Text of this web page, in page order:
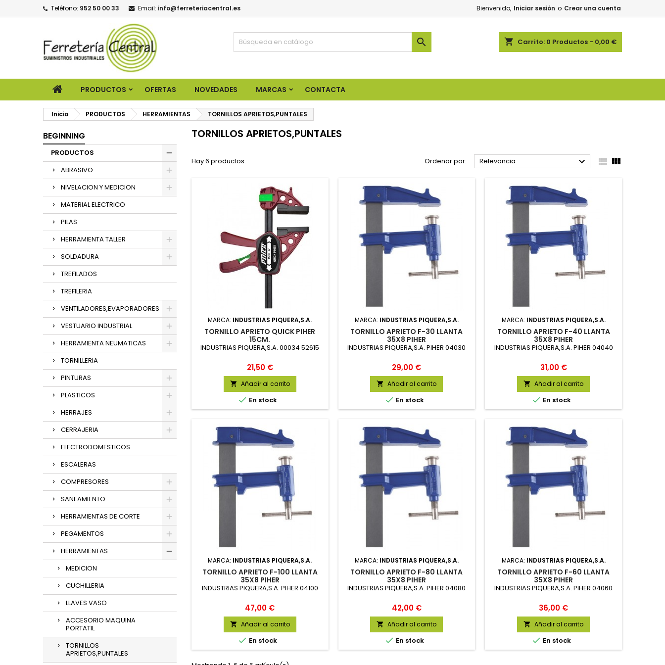
Teléfono: 952 50 00 33 Email: info@ferreteriacentral.es Bienvenido, Iniciar sesión o Crear una cuenta
shopping_cart Carrito: 0 Productos - 0,00 €

PRODUCTOS OFERTAS NOVEDADES MARCAS CONTACTA
Inicio PRODUCTOS HERRAMIENTAS TORNILLOS APRIETOS,PUNTALES
BEGINNING
PRODUCTOS
ABRASIVO
NIVELACION Y MEDICION
MATERIAL ELECTRICO
PILAS
HERRAMIENTA TALLER
SOLDADURA
TREFILADOS
TREFILERIA
VENTILADORES,EVAPORADORES
VESTUARIO INDUSTRIAL
HERRAMIENTA NEUMATICAS
TORNILLERIA
PINTURAS
PLASTICOS
HERRAJES
CERRAJERIA
ELECTRODOMESTICOS
ESCALERAS
COMPRESORES
SANEAMIENTO
HERRAMIENTAS DE CORTE
PEGAMENTOS
HERRAMIENTAS
MEDICION
CUCHILLERIA
LLAVES VASO
ACCESORIO MAQUINA
PORTATIL
TORNILLOS
APRIETOS,PUNTALES
TORNILLOS APRIETOS,PUNTALES
Hay 6 productos. Ordenar por: Relevancia   
MARCA: INDUSTRIAS PIQUERA,S.A.
TORNILLO APRIETO QUICK PIHER
15CM.
INDUSTRIAS PIQUERA,S.A. 00034 52615
Precio
21,50 €
 Añadir al carrito
 En stock
MARCA: INDUSTRIAS PIQUERA,S.A.
TORNILLO APRIETO F-30 LLANTA
35X8 PIHER
INDUSTRIAS PIQUERA,S.A. PIHER 04030
Precio
29,00 €
 Añadir al carrito
 En stock
MARCA: INDUSTRIAS PIQUERA,S.A.
TORNILLO APRIETO F-40 LLANTA
35X8 PIHER
INDUSTRIAS PIQUERA,S.A. PIHER 04040
Precio
31,00 €
 Añadir al carrito
 En stock
MARCA: INDUSTRIAS PIQUERA,S.A.
TORNILLO APRIETO F-100 LLANTA
35X8 PIHER
INDUSTRIAS PIQUERA,S.A. PIHER 04100
Precio
47,00 €
 Añadir al carrito
 En stock
MARCA: INDUSTRIAS PIQUERA,S.A.
TORNILLO APRIETO F-80 LLANTA
35X8 PIHER
INDUSTRIAS PIQUERA,S.A. PIHER 04080
Precio
42,00 €
 Añadir al carrito
 En stock
MARCA: INDUSTRIAS PIQUERA,S.A.
TORNILLO APRIETO F-60 LLANTA
35X8 PIHER
INDUSTRIAS PIQUERA,S.A. PIHER 04060
Precio
36,00 €
 Añadir al carrito
 En stock